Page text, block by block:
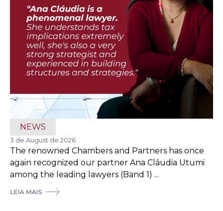
NEWS
3 de August de 2026
The renowned Chambers and Partners has once
again recognized our partner Ana Cláudia Utumi
among the leading lawyers (Band 1) ...